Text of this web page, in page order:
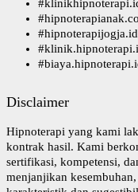
#
#
#hipnoterapijogja.id
#
#
Disclaimer
Hipnoterapi yang kami
kontrak hasil. Kami
sertifikasi, kompetensi,
menjanjikan